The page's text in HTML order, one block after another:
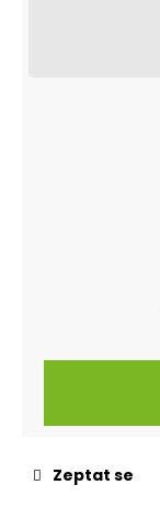
Zeptat se